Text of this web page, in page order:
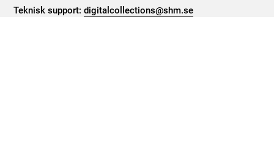
Teknisk support:digitalcollections@shm.se